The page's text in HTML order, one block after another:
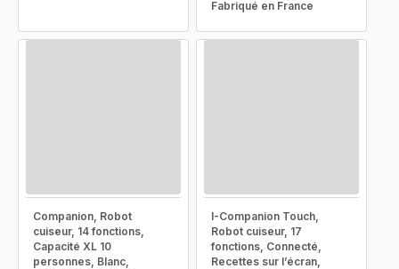
Fabriqué en France
Companion, Robot
cuiseur, 14 fonctions,
Capacité XL 10
personnes, Blanc,
I-Companion Touch,
Robot cuiseur, 17
fonctions, Connecté,
Recettes sur l’écran,